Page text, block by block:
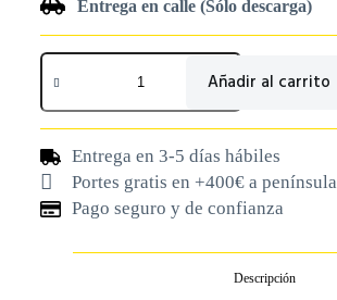
Entrega en calle (Sólo descarga)
Añadir al carrito
Entrega en 3-5 días hábiles
Portes gratis en +400€ a península
Pago seguro y de confianza
Descripción